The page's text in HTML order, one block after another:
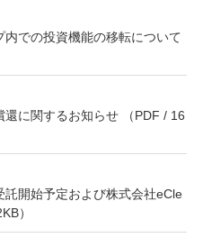
での投資機能の移転について
に関するお知らせ （PDF / 16
開始予定および株式会社eCle
）